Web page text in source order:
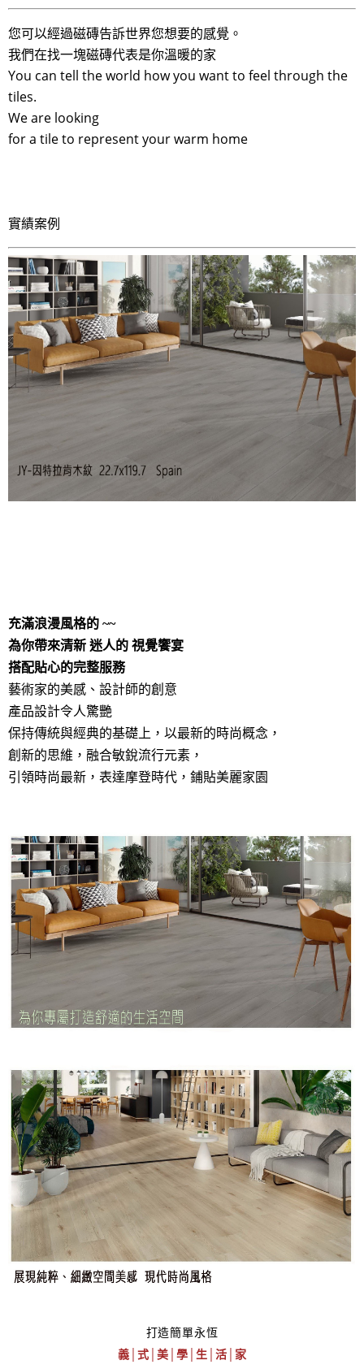
您可以經過磁磚告訴世界您想要的感覺。
我們在找一塊磁磚代表是你溫暖的家
You can tell the world how you want to feel through the
tiles.
We are looking
for a tile to represent your warm home
實績案例
充滿浪漫風格的 ~~
為你帶來清新 迷人的 視覺饗宴
搭配貼心的完整服務
藝術家的美感、設計師的創意
產品設計令人驚艷
保持傳統與經典的基礎上，以最新的時尚概念，
創新的思維，融合敏銳流行元素，
引領時尚最新，表達摩登時代，鋪貼美麗家園
打造簡單永恆
義│式│美│學│生│活│家